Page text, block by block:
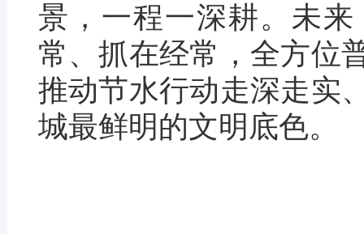
景，一程一深耕。未
常、抓在经常，全方位
推动节水行动走深走实
城最鲜明的文明底色。